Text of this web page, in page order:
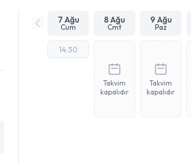
7 Ağu
Cum
8 Ağu
Cmt
9 Ağu
Paz
14:30
Takvim
kapalıdır
Takvim
kapalıdır